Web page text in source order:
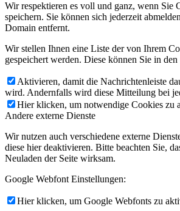
Wir respektieren es voll und ganz, wenn Sie
speichern. Sie können sich jederzeit
Domain entfernt.
Wir stellen Ihnen eine Liste der von Ihrem
gespeichert werden. Diese können Sie in
Aktivieren, damit die Nachrichtenleiste
wird. Andernfalls wird diese Mitteilung bei
Hier klicken, um notwendige Cookies zu
Andere externe Dienste
Wir nutzen auch verschiedene externe
diese hier deaktivieren. Bitte beachten Sie,
Neuladen der Seite wirksam.
Google Webfont Einstellungen:
Hier klicken, um Google Webfonts zu